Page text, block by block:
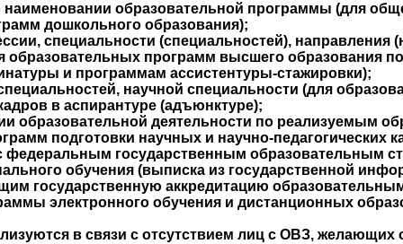
образовательной программы (для
дошкольного образования);
специальности (специальностей), направления
образовательных программ высшего образования
и программам ассистентуры-стажировки);
научной специальности (для
в аспирантуре (адъюнктуре);
образовательной деятельности по реализуемым
подготовки научных и научно-педагогических
федеральным государственным образовательным
обучения (выписка из государственной
государственную аккредитацию
электронного обучения и дистанционных
в связи с отсутствием лиц с ОВЗ, желающих